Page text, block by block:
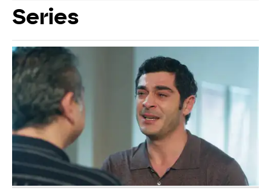
Series